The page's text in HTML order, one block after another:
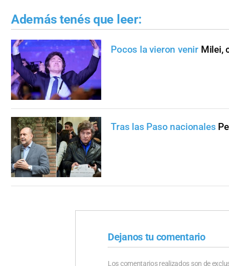
Además tenés que leer:
Pocos la vieron venir Milei,
Tras las Paso nacionales
Dejanos tu comentario
Los comentarios realizados son de